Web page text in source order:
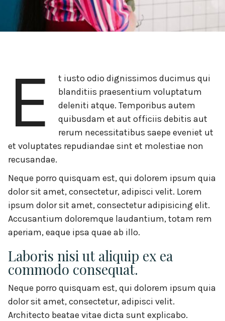
E
t iusto odio dignissimos ducimus qui
blanditiis praesentium voluptatum
deleniti atque. Temporibus autem
quibusdam et aut officiis debitis aut
rerum necessitatibus saepe eveniet ut
et voluptates repudiandae sint et molestiae non
recusandae.
Neque porro quisquam est, qui dolorem ipsum quia
dolor sit amet, consectetur, adipisci velit. Lorem
ipsum dolor sit amet, consectetur adipisicing elit.
Accusantium doloremque laudantium, totam rem
aperiam, eaque ipsa quae ab illo.
Laboris nisi ut aliquip ex ea
commodo consequat.
Neque porro quisquam est, qui dolorem ipsum quia
dolor sit amet, consectetur, adipisci velit.
Architecto beatae vitae dicta sunt explicabo.